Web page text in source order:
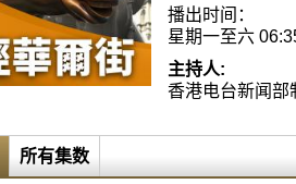
播出时间：
星期一至六
主持人:
香港电台新闻部
所有集数